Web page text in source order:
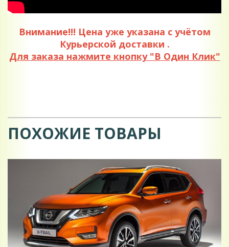
Внимание!!! Цена уже указана с учётом
Курьерской доставки .
Для заказа нажмите кнопку "В Один Клик"
ПОХОЖИЕ ТОВАРЫ